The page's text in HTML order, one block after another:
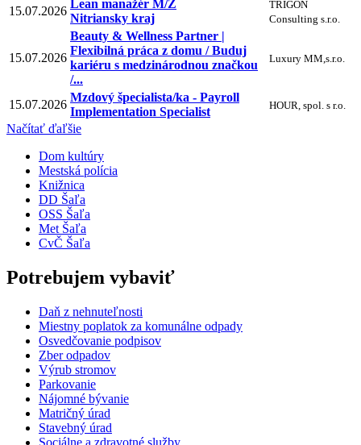
15.07.2026
Lean manažér M/Ž
Nitriansky kraj
TRIGON
Consulting s.r.o.
15.07.2026
Beauty & Wellness Partner |
Flexibilná práca z domu / Buduj
kariéru s medzinárodnou značkou
/...
Luxury MM,s.r.o.
15.07.2026
Mzdový špecialista/ka - Payroll
Implementation Specialist
HOUR, spol. s r.o.
Načítať ďaľšie
Dom kultúry
Mestská polícia
Knižnica
DD Šaľa
OSS Šaľa
Met Šaľa
CvČ Šaľa
Potrebujem vybaviť
Daň z nehnuteľnosti
Miestny poplatok za komunálne odpady
Osvedčovanie podpisov
Zber odpadov
Výrub stromov
Parkovanie
Nájomné bývanie
Matričný úrad
Stavebný úrad
Sociálne a zdravotné služby